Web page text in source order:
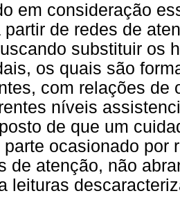
em consideração
partir de redes de
substituir os
os quais são
com relações de
níveis
de que um
parte ocasionado por
de atenção, não
leituras